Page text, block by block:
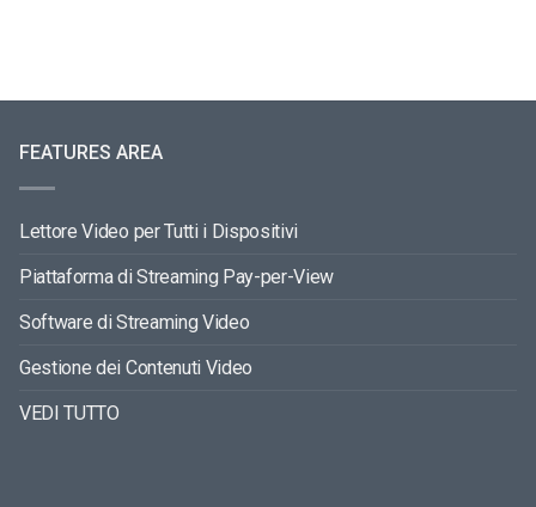
FEATURES AREA
Lettore Video per Tutti i Dispositivi
Piattaforma di Streaming Pay-per-View
Software di Streaming Video
Gestione dei Contenuti Video
VEDI TUTTO